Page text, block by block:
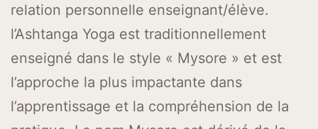
relation personnelle enseignant/élève.
l’Ashtanga Yoga est traditionnellement
enseigné dans le style « Mysore » et est
l’approche la plus impactante dans
l’apprentissage et la compréhension de la